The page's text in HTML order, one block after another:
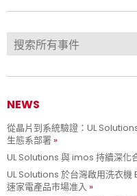
NEWS
從晶片到系統驗證：UL
生態系部署
UL Solutions 與 imos 持續深
UL Solutions 於台灣啟用洗衣
速家電產品市場准入